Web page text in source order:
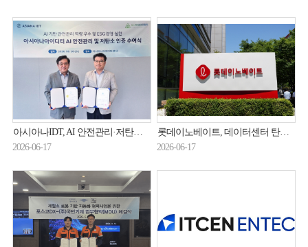
아시아나IDT, AI 안전관리·저탄소 인증 동시 획득
2026-06-17
롯데이노베이트, 데이터센터 탄소중립 R&D 참여
2026-06-17